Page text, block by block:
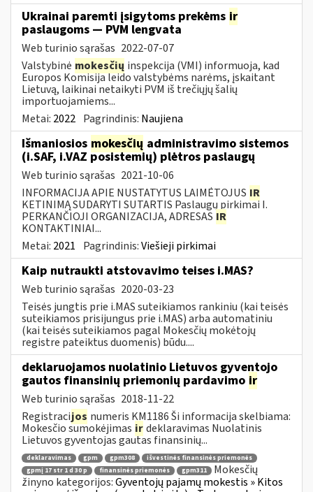
Ukrainai paremti įsigytoms prekėms ir
paslaugoms — PVM lengvata
Web turinio sąrašas 2022-07-07
Valstybinė mokesčių inspekcija (VMI) informuoja, kad
Europos Komisija leido valstybėms narėms, įskaitant
Lietuvą, laikinai netaikyti PVM iš trečiųjų šalių
importuojamiems...
Metai: 2022 Pagrindinis: Naujiena
Išmaniosios mokesčių administravimo sistemos
(i.SAF, i.VAZ posistemių) plėtros paslaugų
Web turinio sąrašas 2021-10-06
INFORMACIJA APIE NUSTATYTUS LAIMĖTOJUS IR
KETINIMĄ SUDARYTI SUTARTIS Paslaugų pirkimai I.
PERKANČIOJI ORGANIZACIJA, ADRESAS IR
KONTAKTINIAI...
Metai: 2021 Pagrindinis:Viešieji pirkimai
Kaip nutraukti atstovavimo teises i.MAS?
Web turinio sąrašas 2020-03-23
Teisės jungtis prie i.MAS suteikiamos rankiniu (kai teisės
suteikiamos prisijungus prie i.MAS) arba automatiniu
(kai teisės suteikiamos pagal Mokesčių mokėtojų
registre pateiktus duomenis) būdu....
deklaruojamos nuolatinio Lietuvos gyventojo
gautos finansinių priemonių pardavimo ir
Web turinio sąrašas 2018-11-22
Registracijos numeris KM1186 Ši informacija skelbiama:
Mokesčio sumokėjimas irdeklaravimas Nuolatinis
Lietuvos gyventojas gautas finansinių...
deklaravimas gpm gpm308
išvestinės finansinės priemonės
gpmį 17 str 1 d 30 p
finansinės priemonės gpm311
Mokesčių
žinyno kategorijos:Gyventojų pajamų mokestis » Kitos